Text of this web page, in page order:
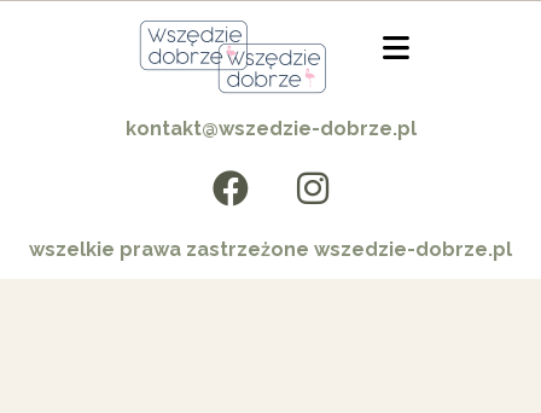
kontakt@wszedzie-dobrze.pl
wszelkie prawa zastrzeżone wszedzie-dobrze.pl